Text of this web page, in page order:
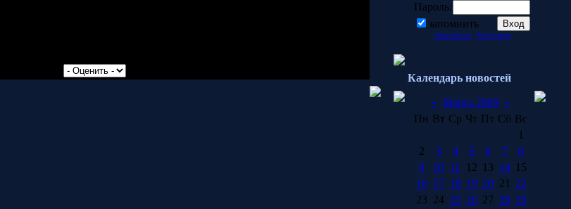
Пароль:
запомнить
Забыл пароль · Регистрация
Календарь новостей
« Марта 2009 »
Пн Вт Ср Чт Пт Сб Вс
1
2
3 4 5 6 7
8
9
10 11 12 13 14 15
16 17 18 19 20 21
22
23 24 25 26 27 28 29